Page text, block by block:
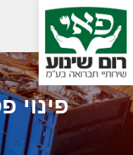
פינוי